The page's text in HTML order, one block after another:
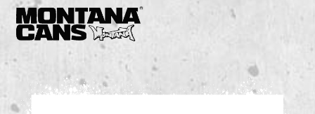
Bildergalerie überspringen